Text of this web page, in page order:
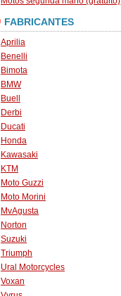
FABRICANTES
Aprilia
Benelli
Bimota
BMW
Buell
Derbi
Ducati
Honda
Kawasaki
KTM
Moto Guzzi
Moto Morini
MvAgusta
Norton
Suzuki
Triumph
Ural Motorcycles
Voxan